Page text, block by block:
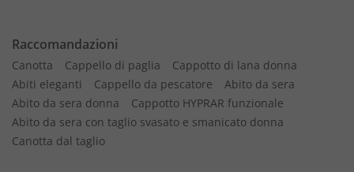
Raccomandazioni
Canotta Cappello di paglia
Cappotto di lana donna
Abiti eleganti
Cappello da pescatore
Abito da sera
Abito da sera donna
Cappotto HYPRAR funzionale
Abito da sera con taglio svasato e smanicato donna
Canotta dal taglio